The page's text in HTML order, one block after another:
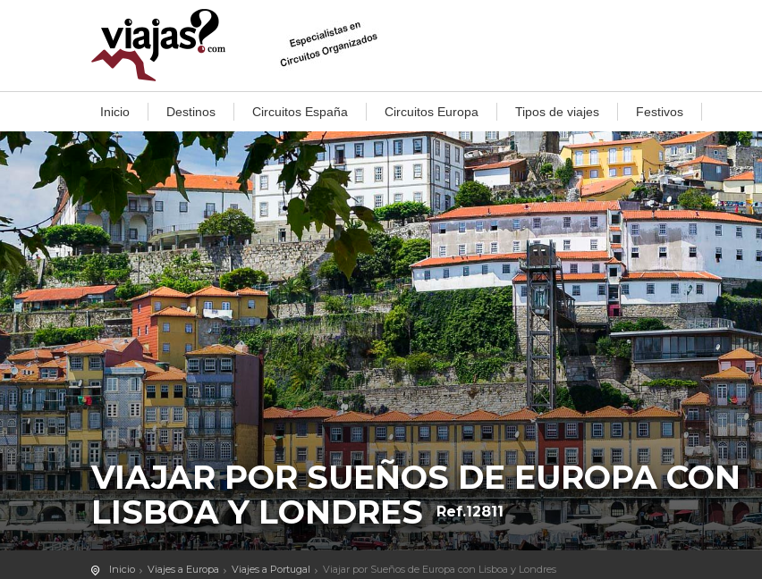
Inicio Destinos Circuitos España Circuitos Europa Tipos de viajes Festivos
VIAJAR POR SUEÑOS DE EUROPA CON
LISBOA Y LONDRES Ref.12811
Inicio Viajes a Europa Viajes a Portugal Viajar por Sueños de Europa con Lisboa y Londres